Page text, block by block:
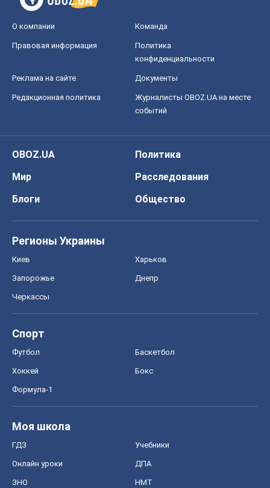
О компании Команда
Правовая информация
Политика
конфиденциальности
Реклама на сайте Документы
Редакционная политика
Журналисты OBOZ.UA на месте
событий
OBOZ.UA
Политика
Мир
Расследования
Блоги
Общество
Регионы Украины
Киев Харьков
Запорожье Днепр
Черкассы
Спорт
Футбол Баскетбол
Хоккей Бокс
Формула-1
Моя школа
ГДЗ Учебники
Онлайн уроки ДПА
ЗНО НМТ